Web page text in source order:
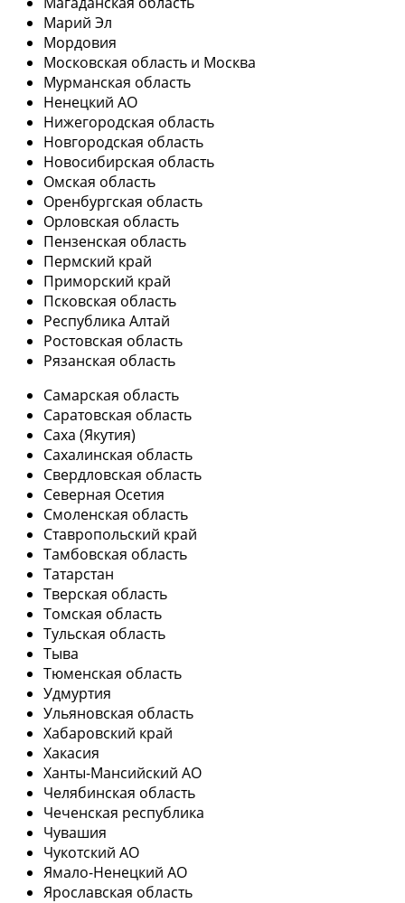
Марий Эл
Мордовия
Московская область и Москва
Мурманская область
Ненецкий АО
Нижегородская область
Новгородская область
Новосибирская область
Омская область
Оренбургская область
Орловская область
Пензенская область
Пермский край
Приморский край
Псковская область
Республика Алтай
Ростовская область
Рязанская область
Самарская область
Саратовская область
Саха (Якутия)
Сахалинская область
Свердловская область
Северная Осетия
Смоленская область
Ставропольский край
Тамбовская область
Татарстан
Тверская область
Томская область
Тульская область
Тыва
Тюменская область
Удмуртия
Ульяновская область
Хабаровский край
Хакасия
Ханты-Мансийский АО
Челябинская область
Чеченская республика
Чувашия
Чукотский АО
Ямало-Ненецкий АО
Ярославская область